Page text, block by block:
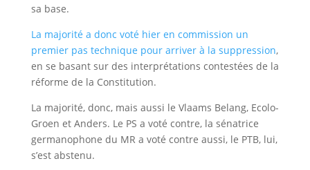
sa base.
La majorité a donc voté hier en commission un
premier pas technique pour arriver à la suppression,
en se basant sur des interprétations contestées de la
réforme de la Constitution.
La majorité, donc, mais aussi le Vlaams Belang, Ecolo-
Groen et Anders. Le PS a voté contre, la sénatrice
germanophone du MR a voté contre aussi, le PTB, lui,
s’est abstenu.